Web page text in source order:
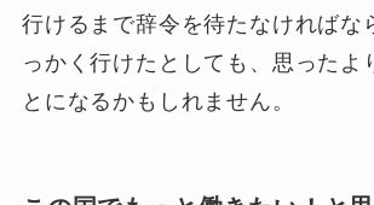
行けるまで辞令を待たなければな
っかく行けたとしても、思ったよ
とになるかもしれません。